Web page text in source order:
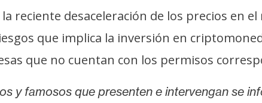
reciente desaceleración de los precios en
que implica la inversión en
que no cuentan con los permisos
y famosos que presenten e intervengan se